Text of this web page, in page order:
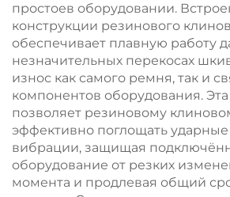
простоев оборудовании.
конструкции резинового
обеспечивает плавную работу
незначительных перекосах
износ как самого ремня, так и
компонентов оборудования. Эта
позволяет резиновому
эффективно поглощать ударные
вибрации, защищая
оборудование от резких
момента и продлевая общий